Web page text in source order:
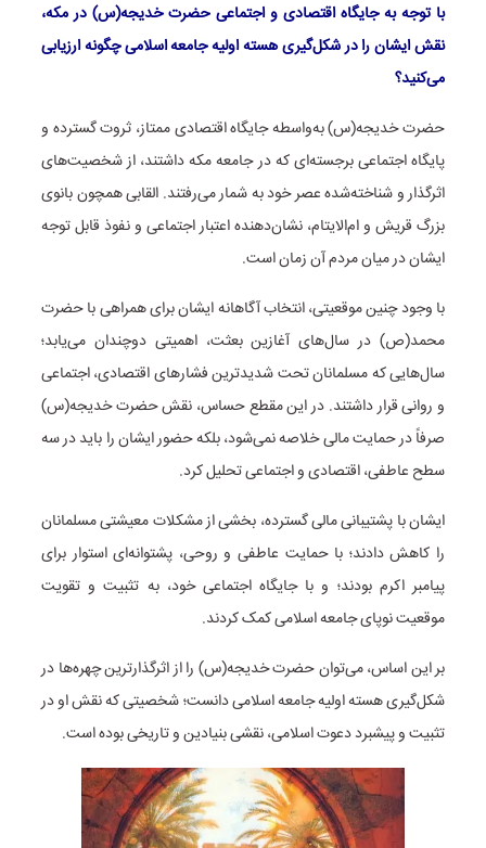
با توجه به جایگاه اقتصادی و اجتماعی حضرت خدیجه(س) در مکه،
نقش ایشان را در شکل‌گیری هسته اولیه جامعه اسلامی چگونه ارزیابی
می‌کنید؟
حضرت خدیجه(س) به‌واسطه جایگاه اقتصادی ممتاز، ثروت گسترده و
پایگاه اجتماعی برجسته‌ای که در جامعه مکه داشتند، از شخصیت‌های
اثرگذار و شناخته‌شده عصر خود به شمار می‌رفتند. القابی همچون بانوی
بزرگ قریش و ام‌الایتام، نشان‌دهنده اعتبار اجتماعی و نفوذ قابل توجه
ایشان در میان مردم آن زمان است.
با وجود چنین موقعیتی، انتخاب آگاهانه ایشان برای همراهی با حضرت
محمد(ص) در سال‌های آغازین بعثت، اهمیتی دوچندان می‌یابد؛
سال‌هایی که مسلمانان تحت شدیدترین فشارهای اقتصادی، اجتماعی
و روانی قرار داشتند. در این مقطع حساس، نقش حضرت خدیجه(س)
صرفاً در حمایت مالی خلاصه نمی‌شود، بلکه حضور ایشان را باید در سه
سطح عاطفی، اقتصادی و اجتماعی تحلیل کرد.
ایشان با پشتیبانی مالی گسترده، بخشی از مشکلات معیشتی مسلمانان
را کاهش دادند؛ با حمایت عاطفی و روحی، پشتوانه‌ای استوار برای
پیامبر اکرم بودند؛ و با جایگاه اجتماعی خود، به تثبیت و تقویت
موقعیت نوپای جامعه اسلامی کمک کردند.
بر این اساس، می‌توان حضرت خدیجه(س) را از اثرگذارترین چهره‌ها در
شکل‌گیری هسته اولیه جامعه اسلامی دانست؛ شخصیتی که نقش او در
تثبیت و پیشبرد دعوت اسلامی، نقشی بنیادین و تاریخی بوده است.